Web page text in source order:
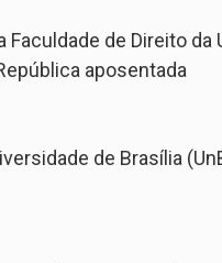
de Direito da
aposentada
de Brasília